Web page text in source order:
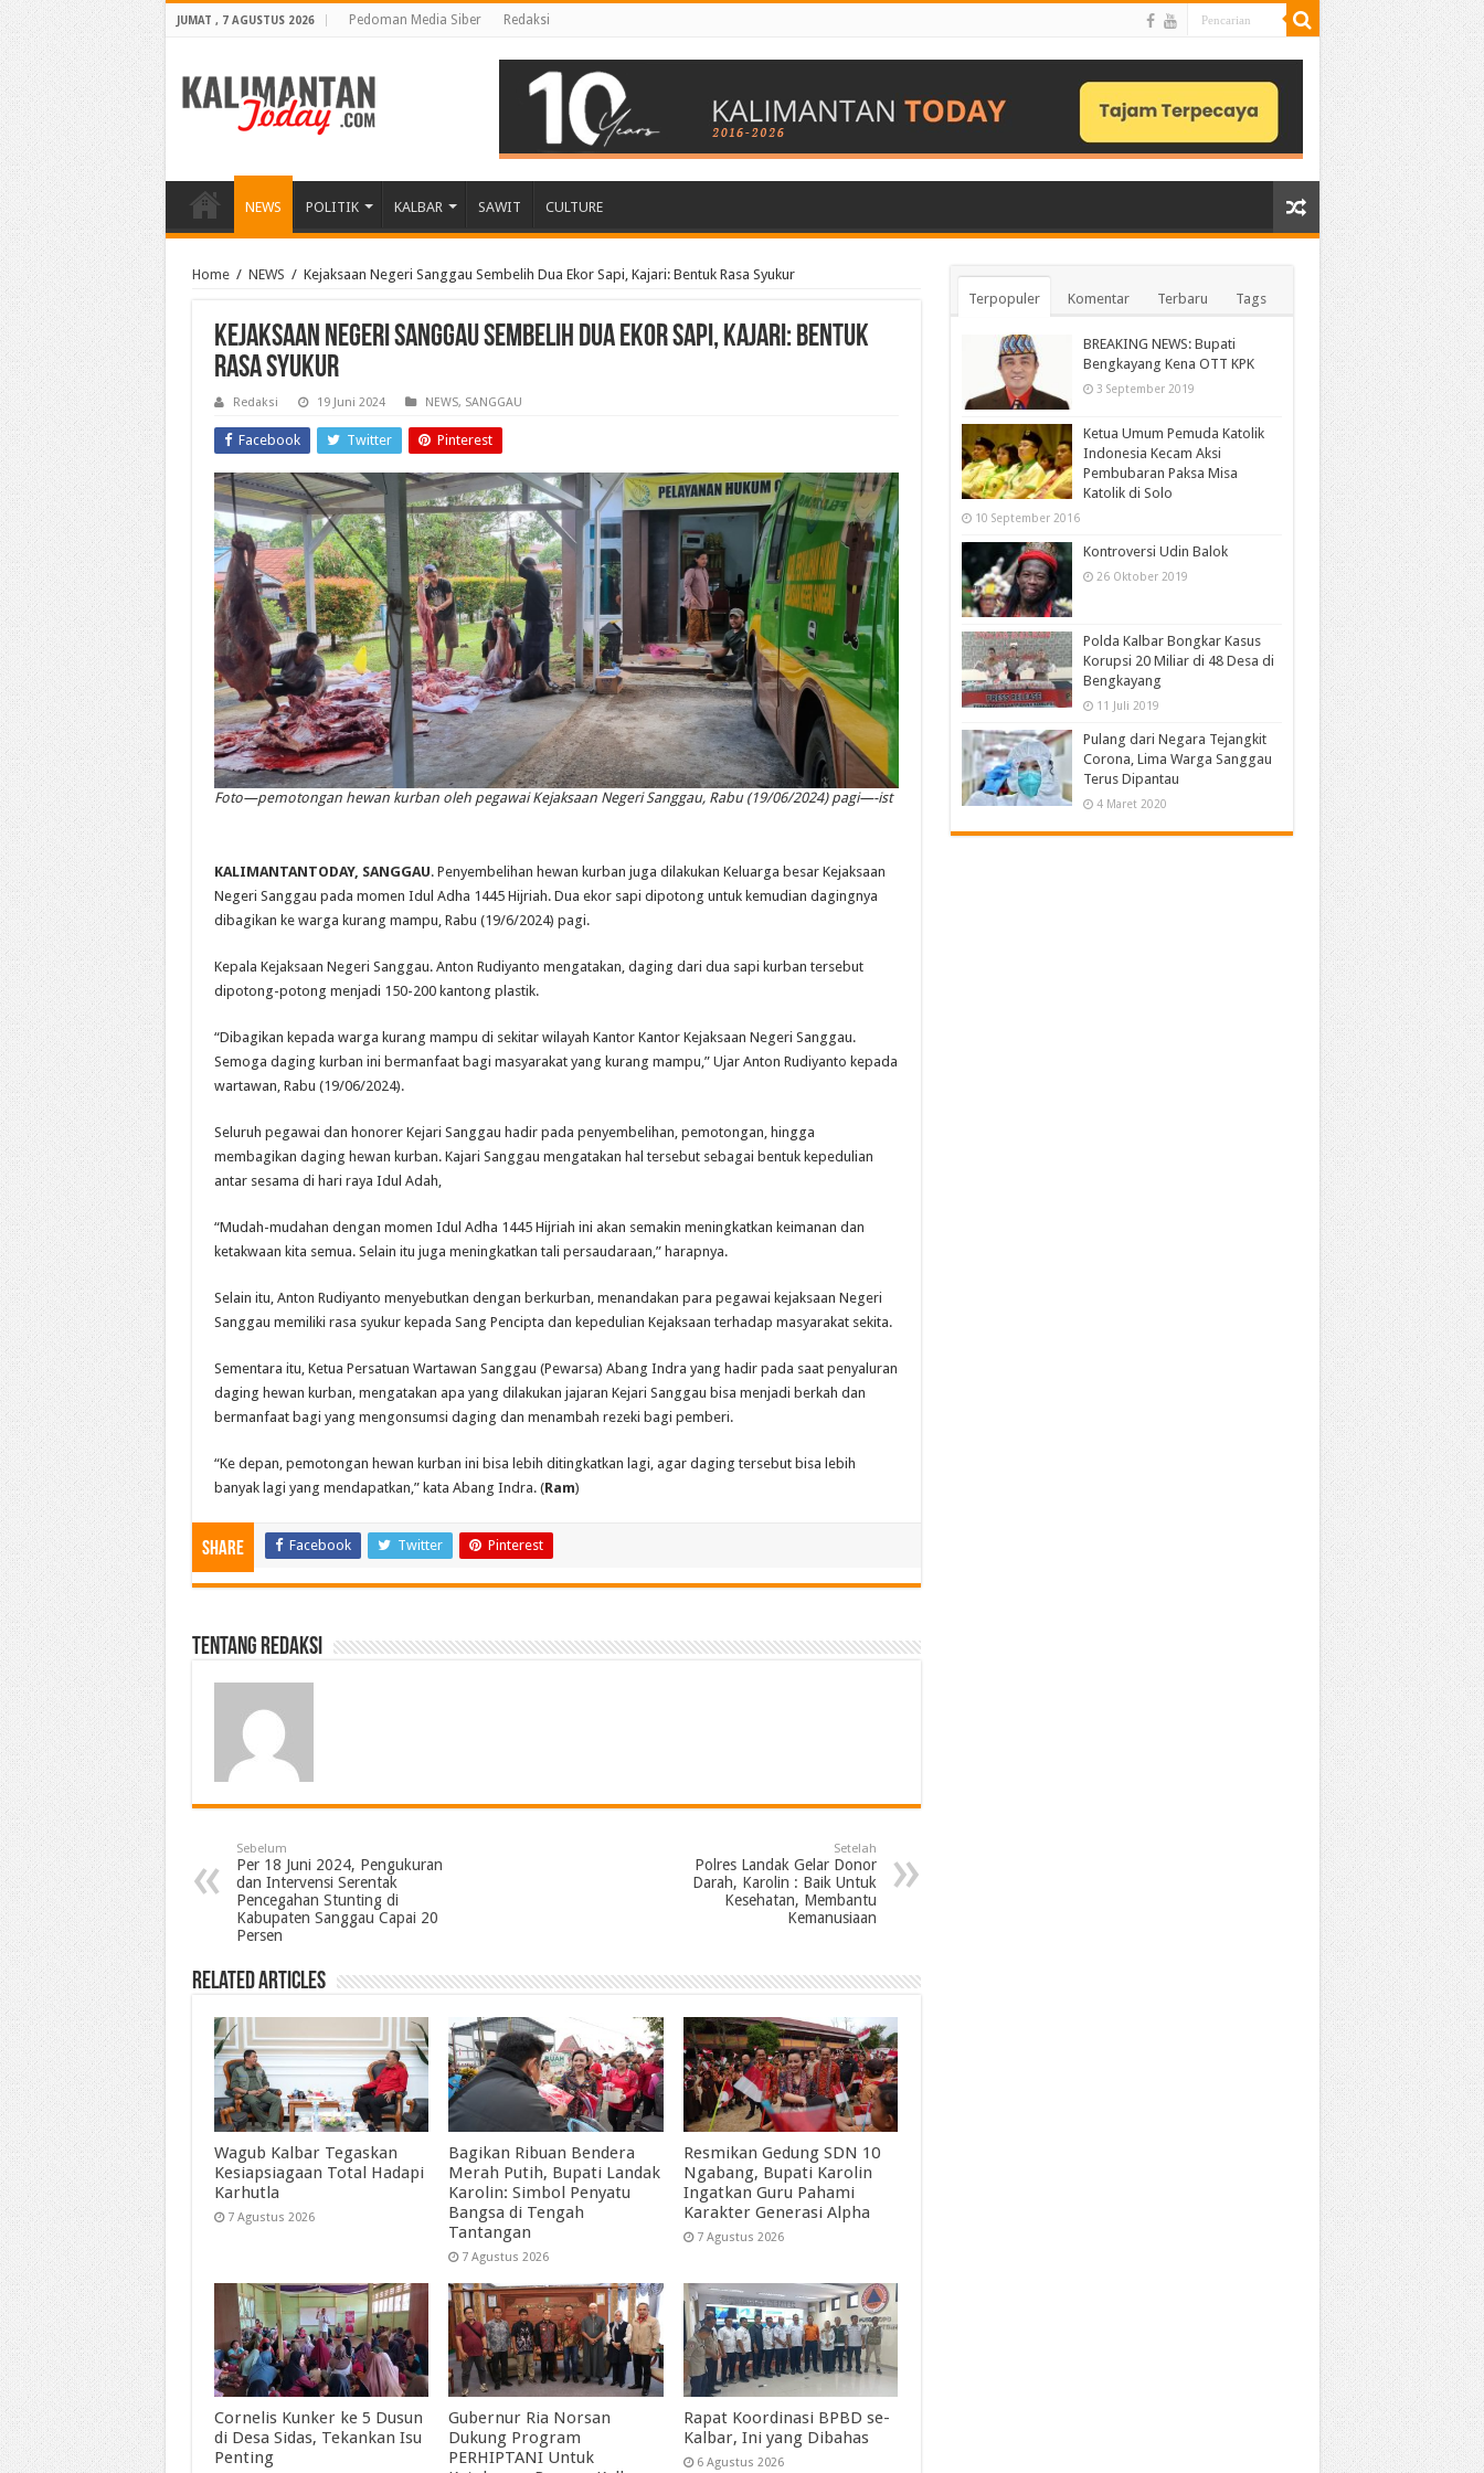
JUMAT , 7 AGUSTUS 2026 Pedoman Media Siber Redaksi
NEWS POLITIK KALBAR SAWIT CULTURE
Home / NEWS / Kejaksaan Negeri Sanggau Sembelih Dua Ekor Sapi, Kajari: Bentuk Rasa Syukur
Kejaksaan Negeri Sanggau Sembelih Dua Ekor Sapi, Kajari: Bentuk
Rasa Syukur
Redaksi 19 Juni 2024 NEWS, SANGGAU
Facebook Twitter Pinterest
Foto—pemotongan hewan kurban oleh pegawai Kejaksaan Negeri Sanggau, Rabu (19/06/2024) pagi—-ist
KALIMANTANTODAY, SANGGAU. Penyembelihan hewan kurban juga dilakukan Keluarga besar Kejaksaan
Negeri Sanggau pada momen Idul Adha 1445 Hijriah. Dua ekor sapi dipotong untuk kemudian dagingnya
dibagikan ke warga kurang mampu, Rabu (19/6/2024) pagi.
Kepala Kejaksaan Negeri Sanggau. Anton Rudiyanto mengatakan, daging dari dua sapi kurban tersebut
dipotong-potong menjadi 150-200 kantong plastik.
“Dibagikan kepada warga kurang mampu di sekitar wilayah Kantor Kantor Kejaksaan Negeri Sanggau.
Semoga daging kurban ini bermanfaat bagi masyarakat yang kurang mampu,” Ujar Anton Rudiyanto kepada
wartawan, Rabu (19/06/2024).
Seluruh pegawai dan honorer Kejari Sanggau hadir pada penyembelihan, pemotongan, hingga
membagikan daging hewan kurban. Kajari Sanggau mengatakan hal tersebut sebagai bentuk kepedulian
antar sesama di hari raya Idul Adah,
“Mudah-mudahan dengan momen Idul Adha 1445 Hijriah ini akan semakin meningkatkan keimanan dan
ketakwaan kita semua. Selain itu juga meningkatkan tali persaudaraan,” harapnya.
Selain itu, Anton Rudiyanto menyebutkan dengan berkurban, menandakan para pegawai kejaksaan Negeri
Sanggau memiliki rasa syukur kepada Sang Pencipta dan kepedulian Kejaksaan terhadap masyarakat sekita.
Sementara itu, Ketua Persatuan Wartawan Sanggau (Pewarsa) Abang Indra yang hadir pada saat penyaluran
daging hewan kurban, mengatakan apa yang dilakukan jajaran Kejari Sanggau bisa menjadi berkah dan
bermanfaat bagi yang mengonsumsi daging dan menambah rezeki bagi pemberi.
“Ke depan, pemotongan hewan kurban ini bisa lebih ditingkatkan lagi, agar daging tersebut bisa lebih
banyak lagi yang mendapatkan,” kata Abang Indra. (Ram)
Share Facebook Twitter Pinterest
Tentang Redaksi
Sebelum
Per 18 Juni 2024, Pengukuran
dan Intervensi Serentak
Pencegahan Stunting di
Kabupaten Sanggau Capai 20
Persen
Setelah
Polres Landak Gelar Donor
Darah, Karolin : Baik Untuk
Kesehatan, Membantu
Kemanusiaan
Related Articles
Wagub Kalbar Tegaskan
Kesiapsiagaan Total Hadapi
Karhutla
7 Agustus 2026
Bagikan Ribuan Bendera
Merah Putih, Bupati Landak
Karolin: Simbol Penyatu
Bangsa di Tengah
Tantangan
7 Agustus 2026
Resmikan Gedung SDN 10
Ngabang, Bupati Karolin
Ingatkan Guru Pahami
Karakter Generasi Alpha
7 Agustus 2026
Cornelis Kunker ke 5 Dusun
di Desa Sidas, Tekankan Isu
Penting
Gubernur Ria Norsan
Dukung Program
PERHIPTANI Untuk
Rapat Koordinasi BPBD se-
Kalbar, Ini yang Dibahas
6 Agustus 2026
Terpopuler Komentar Terbaru Tags
BREAKING NEWS: Bupati
Bengkayang Kena OTT KPK
3 September 2019
Ketua Umum Pemuda Katolik
Indonesia Kecam Aksi
Pembubaran Paksa Misa
Katolik di Solo
10 September 2016
Kontroversi Udin Balok
26 Oktober 2019
Polda Kalbar Bongkar Kasus
Korupsi 20 Miliar di 48 Desa di
Bengkayang
11 Juli 2019
Pulang dari Negara Tejangkit
Corona, Lima Warga Sanggau
Terus Dipantau
4 Maret 2020